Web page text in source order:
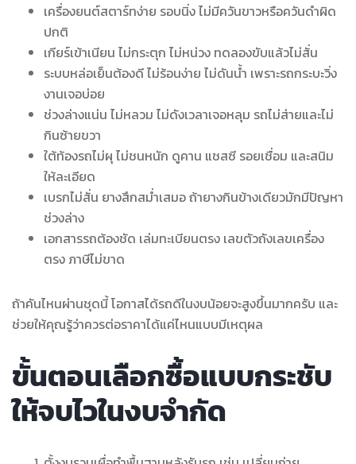
เครื่องยนต์สตาร์ทง่าย รอบนิ่ง ไม่มีควันขาวหรือควันดำผิด
ปกติ
เกียร์เข้าเนียน ไม่กระตุก ไม่หน่วง ทดลองขับแล้วไม่สั่น
ระบบหล่อเย็นต้องดี ไม่ร้อนง่าย ไม่ดันน้ำ เพราะรถกระบะวิ่ง
งานเจอบ่อย
ช่วงล่างแน่น ไม่หลวม ไม่ดังเวลาเจอหลุม รถไม่ส่ายและไม่
กินซ้ายขวา
ใต้ท้องรถไม่ผุ ไม่ชนหนัก ดูคาน แชสซี รอยเชื่อม และสนิม
ให้ละเอียด
เบรกไม่สั่น ยางสึกสม่ำเสมอ ถ้ายางกินข้างเดียวมักมีปัญหา
ช่วงล่าง
เอกสารรถต้องชัด เล่มทะเบียนตรง เลขตัวถังเลขเครื่อง
ตรง ภาษีไม่ขาด
ถ้าคันไหนผ่านชุดนี้ โอกาสได้รถดีในงบน้อยจะสูงขึ้นมากครับ และ
ช่วยให้คุณรู้ว่าควรต่อราคาได้แค่ไหนแบบมีเหตุผล
ขั้นตอนเลือกซื้อแบบกระชับ
ให้จบไวในงบจำกัด